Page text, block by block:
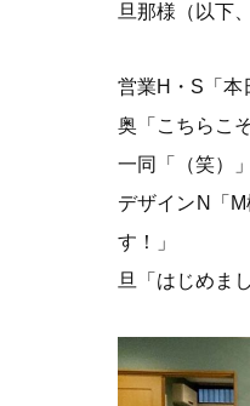
旦那様（以下
営業H・S「本
奥「こちらこ
一同「（笑）」
デザインN「
す！」
旦「はじめま